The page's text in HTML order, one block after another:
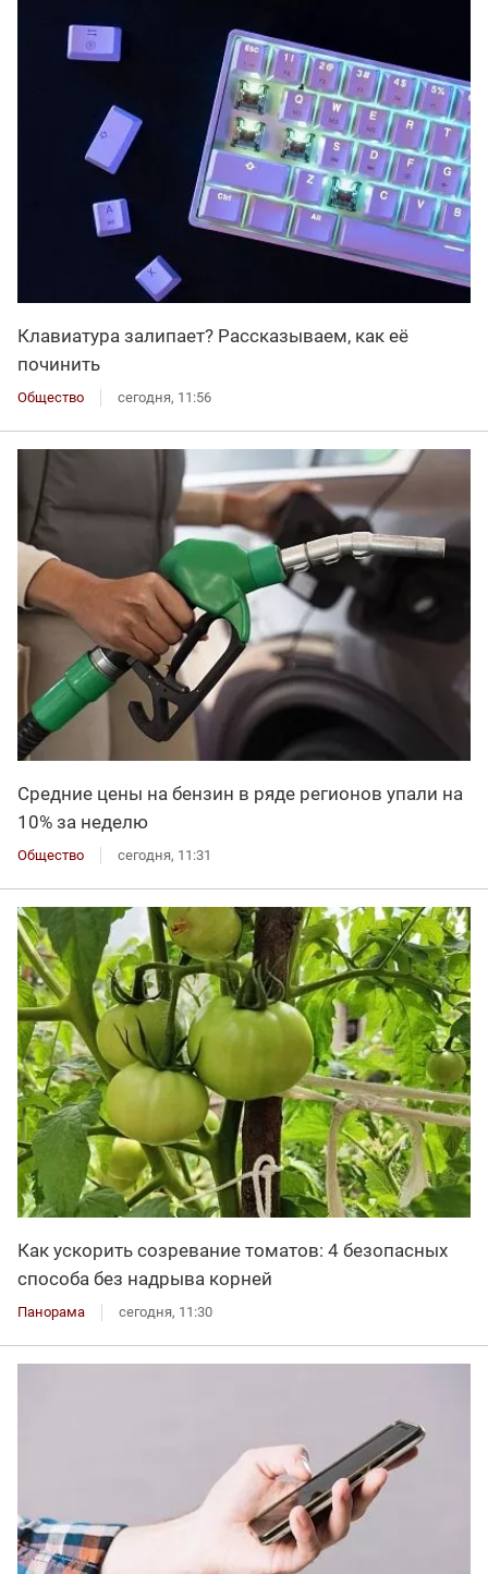
Клавиатура залипает? Рассказываем, как её
починить
Общество сегодня, 11:56
Средние цены на бензин в ряде регионов упали на
10% за неделю
Общество сегодня, 11:31
Как ускорить созревание томатов: 4 безопасных
способа без надрыва корней
Панорама сегодня, 11:30